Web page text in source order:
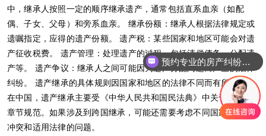
中，继承人按照一定的顺序继承遗产，通常包括直系血亲（如配
偶、子女、父母）和旁系血亲。 继承份额：继承人根据法律规定或
遗嘱指定，应得的遗产份额。 遗产税：某些国家和地区可能会对遗
产征收税费。 遗产管理：处理遗产的过程，包括清偿债务、分配遗
产等。 遗产争议：继承人之间可能因为遗产分配问题而产生的法律
纠纷。 遗产继承的具体规则因国家和地区的法律不同而有所差异。
在中国，遗产继承主要受《中华人民共和国民法典》中关于继承的
章节规范。如果涉及到跨国继承，可能还需要考虑不同国家的法律
冲突和适用法律的问题。